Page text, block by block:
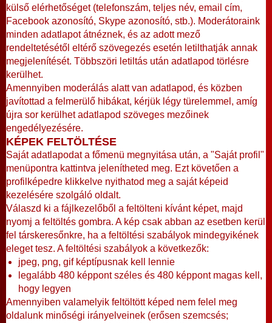
külső elérhetőséget (telefonszám, teljes név, email cím,
Facebook azonosító, Skype azonosító, stb.). Moderátoraink
minden adatlapot átnéznek, és az adott mező
rendeltetésétől eltérő szövegezés esetén letilthatják annak
megjelenítését. Többszöri letiltás után adatlapod törlésre
kerülhet.
Amennyiben moderálás alatt van adatlapod, és közben
javítottad a felmerülő hibákat, kérjük légy türelemmel, amíg
újra sor kerülhet adatlapod szöveges mezőinek
engedélyezésére.
KÉPEK FELTÖLTÉSE
Saját adatlapodat a főmenü megnyitása után, a "Saját profil"
menüpontra kattintva jelenítheted meg. Ezt követően a
profilképedre klikkelve nyithatod meg a saját képeid
kezelésére szolgáló oldalt.
Válaszd ki a fájlkezelőből a feltölteni kívánt képet, majd
nyomj a feltöltés gombra. A kép csak abban az esetben kerül
fel társkeresőnkre, ha a feltöltési szabályok mindegyikének
eleget tesz. A feltöltési szabályok a következők:
jpeg, png, gif képtípusnak kell lennie
legalább 480 képpont széles és 480 képpont magas kell,
hogy legyen
Amennyiben valamelyik feltöltött képed nem felel meg
oldalunk minőségi irányelveinek (erősen szemcsés;